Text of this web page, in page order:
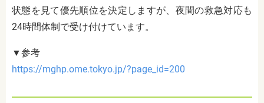
状態を見て優先順位を決定しますが、夜間の救急対応も
24時間体制で受け付けています。
▼参考
https://mghp.ome.tokyo.jp/?page_id=200